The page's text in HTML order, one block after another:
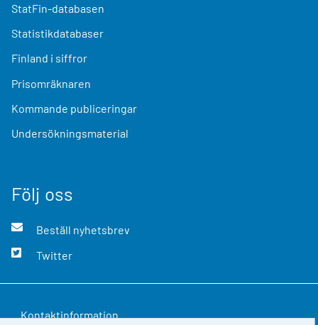
StatFin-databasen
Statistikdatabaser
Finland i siffror
Prisomräknaren
Kommande publiceringar
Undersökningsmaterial
Följ oss
Beställ nyhetsbrev
Twitter
Kontaktinformation